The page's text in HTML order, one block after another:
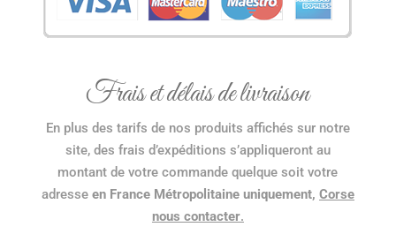
Frais et délais de livraison
En plus des tarifs de nos produits affichés sur notre
site, des frais d’expéditions s’appliqueront au
montant de votre commande quelque soit votre
adresse en France Métropolitaine uniquement, Corse
nous contacter.